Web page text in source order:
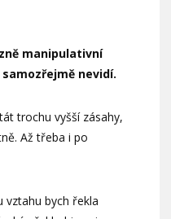
manipulativní
nevidí.
trochu vyšší zásahy,
Až třeba i po
vztahu bych řekla